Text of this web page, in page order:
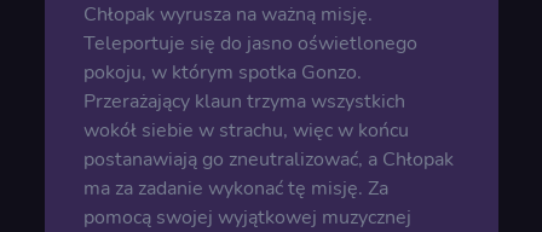
Chłopak wyrusza na ważną misję.
Teleportuje się do jasno oświetlonego
pokoju, w którym spotka Gonzo.
Przerażający klaun trzyma wszystkich
wokół siebie w strachu, więc w końcu
postanawiają go zneutralizować, a Chłopak
ma za zadanie wykonać tę misję. Za
pomocą swojej wyjątkowej muzycznej